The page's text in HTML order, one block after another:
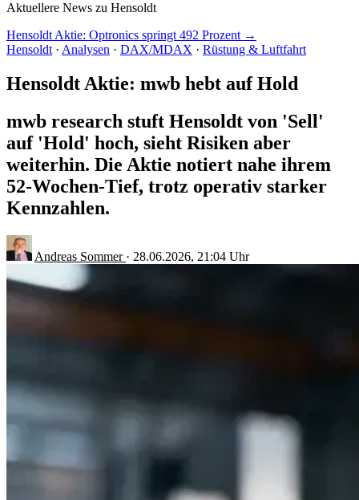
Aktuellere News zu Hensoldt
Hensoldt Aktie: Optronics springt 492 Prozent →
Hensoldt · Analysen · DAX/MDAX · Rüstung & Luftfahrt
Hensoldt Aktie: mwb hebt auf Hold
mwb research stuft Hensoldt von 'Sell'
auf 'Hold' hoch, sieht Risiken aber
weiterhin. Die Aktie notiert nahe ihrem
52-Wochen-Tief, trotz operativ starker
Kennzahlen.
Andreas Sommer · 28.06.2026, 21:04 Uhr